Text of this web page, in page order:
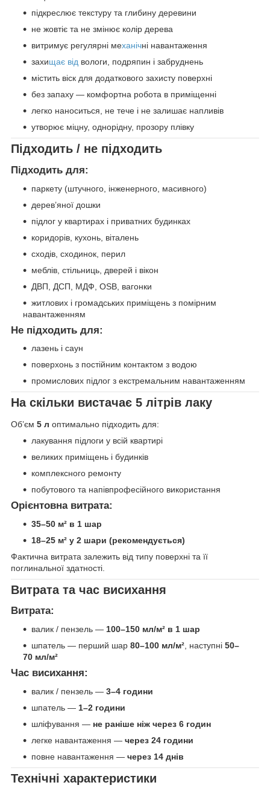
підкреслює текстуру та глибину деревини
не жовтіє та не змінює колір дерева
витримує регулярні механічні навантаження
захищає від вологи, подряпин і забруднень
містить віск для додаткового захисту поверхні
без запаху — комфортна робота в приміщенні
легко наноситься, не тече і не залишає напливів
утворює міцну, однорідну, прозору плівку
Підходить / не підходить
Підходить для:
паркету (штучного, інженерного, масивного)
дерев’яної дошки
підлог у квартирах і приватних будинках
коридорів, кухонь, віталень
сходів, сходинок, перил
меблів, стільниць, дверей і вікон
ДВП, ДСП, МДФ, OSB, вагонки
житлових і громадських приміщень з помірним
навантаженням
Не підходить для:
лазень і саун
поверхонь з постійним контактом з водою
промислових підлог з екстремальним навантаженням
На скільки вистачає 5 літрів лаку
Об’єм 5 л оптимально підходить для:
лакування підлоги у всій квартирі
великих приміщень і будинків
комплексного ремонту
побутового та напівпрофесійного використання
Орієнтовна витрата:
35–50 м² в 1 шар
18–25 м² у 2 шари (рекомендується)
Фактична витрата залежить від типу поверхні та її
поглинальної здатності.
Витрата та час висихання
Витрата:
валик / пензель — 100–150 мл/м² в 1 шар
шпатель — перший шар 80–100 мл/м² , наступні 50–
70 мл/м²
Час висихання:
валик / пензель — 3–4 години
шпатель — 1–2 години
шліфування — не раніше ніж через 6 годин
легке навантаження — через 24 години
повне навантаження — через 14 днів
Технічні характеристики